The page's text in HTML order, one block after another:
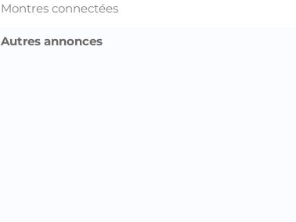
Montres connectées
Autres annonces